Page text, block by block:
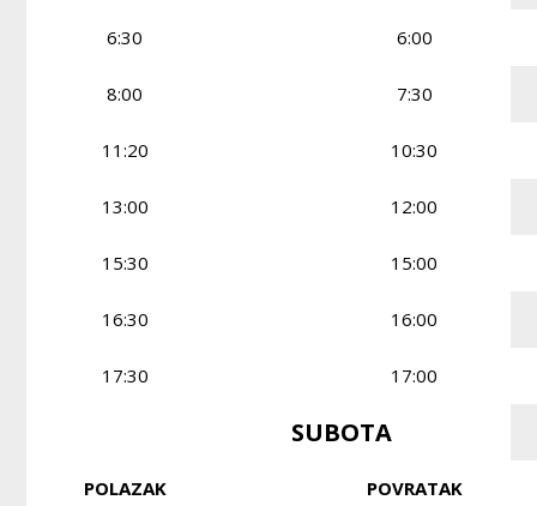
6:30 6:00
8:00 7:30
11:20 10:30
13:00 12:00
15:30 15:00
16:30 16:00
17:30 17:00
SUBOTA
POLAZAK POVRATAK